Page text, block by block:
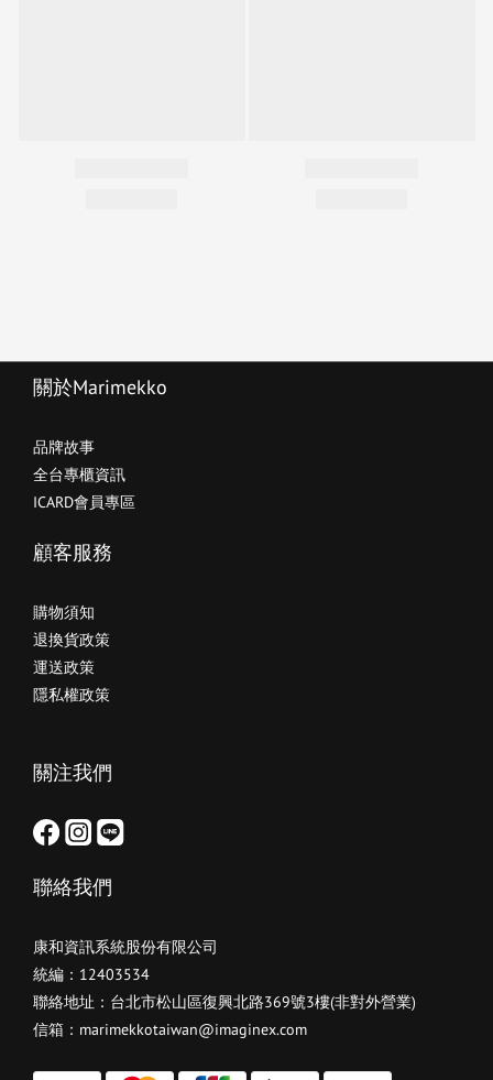
關於Marimekko
品牌故事
全台專櫃資訊
ICARD會員專區
顧客服務
購物須知
退換貨政策
運送政策
隱私權政策
關注我們
聯絡我們
康和資訊系統股份有限公司
統編：12403534
聯絡地址：台北市松山區復興北路369號3樓(非對外營業)
信箱：marimekkotaiwan@imaginex.com